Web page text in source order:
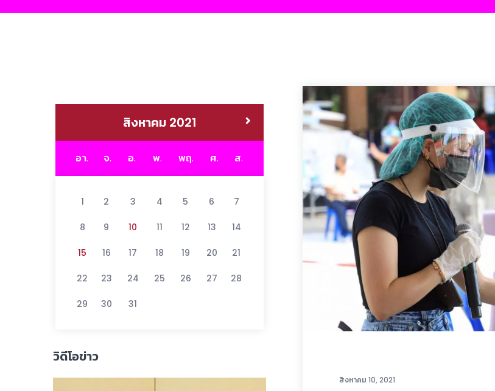
สิงหาคม 10, 2021
สิงหาคม 2021
อา. จ. อ. พ. พฤ. ศ. ส.
1 2 3 4 5 6 7
8 9 10 11 12 13 14
15 16 17 18 19 20 21
22 23 24 25 26 27 28
29 30 31
วิดีโอข่าว